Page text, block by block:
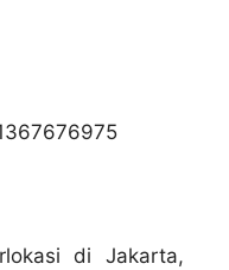
di Jakarta,